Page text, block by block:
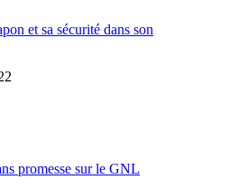
et sa sécurité dans son
promesse sur le GNL